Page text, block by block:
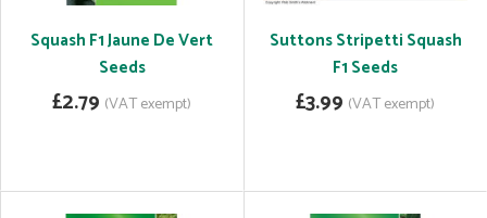
Squash F1 Jaune De Vert
Seeds
£2.79 (VAT exempt)
Suttons Stripetti Squash
F1 Seeds
£3.99 (VAT exempt)